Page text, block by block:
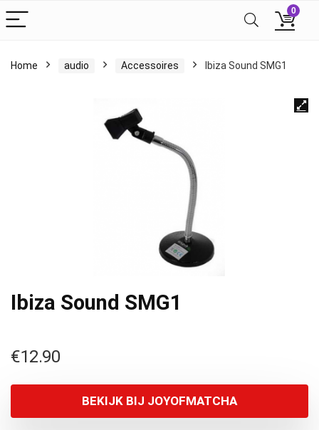
0
Home audio Accessoires Ibiza Sound SMG1
Ibiza Sound SMG1
€12.90
BEKIJK BIJ JOYOFMATCHA